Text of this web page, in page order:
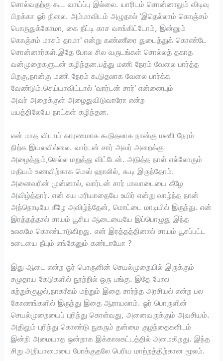
சொல்வதற்கு கூட வாய்ப்பு இல்லை. யாரிடம் சொன்னாலும் விடிவு
பிறக்கா ஓர் நிலை. அம்மாவிடம் அழுதால் ‘இதெல்லாம் கொஞ்சம்
பொருதுக்கோமா, கை நீட்டி காச வாங்கிட்டோம், இன்னும்
கொஞ்சம் மாசம் தாமா’ என்று கண்ணீரை துடைத்துக் கொண்டே
சொன்னார்கள்.இதே போல சில வருடங்கள் சொல்லத் தகாத
வன்முறைகளுடன் கழிந்தன.பத்து மணி நேரம் வேலை பார்த்த
பிறகு,நான்கு மணி நேரம் கூடுதலாக வேலை பார்க்க
வேண்டும்.செய்யாவிட்டால் ‘வார்டன் சார்’ என்னையும்
அவர் அறைக்குள் அழைதுவிடுவாரோ என்ற
பயத்திலேயே நாட்கள் கழிந்தன.
என் மாத விடாய் காரணமாக கூடுதலாக நான்கு மணி நேரம்
நிற்க இயலவில்லை. வார்டன் சார் அவர் அறைக்கு
அழைத்தும்,செல்ல மறுத்து விட்டேன். அடுத்த நாள் எல்லோரும்
மதியம் உணவிற்காக மெஸ் ஹாலில், கூடி இருந்தோம்.
அனைவரின் முன்னால், வார்டன் சார் பாவாடையை கீழே
அவிழ்த்தார். என் சுய மரியாதையே உயிர் என்று வாழ்ந்த நான்
அந்நொடியே கீழே அவிழ்ந்தேன், மொட்டை மாடியில் இருந்து. என்
இரத்தத்தால் சாயம் பூசிய ஆடையையே இப்பொழுது இந்த
உலகமே கொண்டாடுகிறது. என் இரத்தத்தினால் சாயம் பூசப்பட்ட
உடையை நீயும் எங்கேனும் கண்டாயோ ?
இது ஆடை என்ற ஓர் பொருளின் செயல்முறையில் இருக்கும்
சமுதாய கேடுகளில் நூற்றில் ஒரு பங்கு. இதே போல
சுற்றுச்சூழல்,நாகரீகம் மற்றும் இதை சார்ந்த அரசியல் என்ற பல
கோணங்களில் இருந்து இதை ஆராயலாம். ஓர் பொருளின்
செயல்முறையைப் புரிந்து கொள்வது, அனைவருக்கும் அவசியம்.
அதிலும் புரிந்து கொண்டு நுகரும் தன்மை குழந்தைகளிடம்
இன்றி அமையாத ஒன்றாக இக்காலகட்டத்தில் அமைகிறது. இந்த
சிறு அறியாமையை போக்குதலே பெரிய மாற்றத்திற்கான மூலம்.